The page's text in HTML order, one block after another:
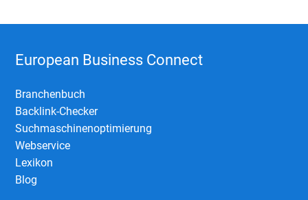
European Business Connect
Branchenbuch
Backlink-Checker
Suchmaschinenoptimierung
Webservice
Lexikon
Blog